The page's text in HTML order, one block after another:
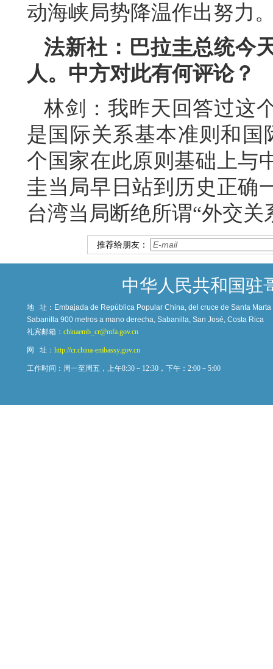
动海峡局势降温作出努力
法新社：巴拉圭总统今
人。中方对此有何评论？
林剑：我昨天回答过这
是国际关系基本准则和国
个国家在此原则基础上与
圭当局早日站到历史正确
台湾当局断绝所谓“外交关
推荐给朋友：
中华人民共和国驻
地 址： Embajada de República Popular China, del cruce de Santa
Sabanilla 900 metros a mano derecha, Sabanilla, San José, Costa Rica
礼宾邮箱： chinaemb_cr@mfa.gov.cn
网 址： http://cr.china-embassy.gov.cn
工作时间：周一至周五，上午8:30－12:30，下午：2:00－5:00